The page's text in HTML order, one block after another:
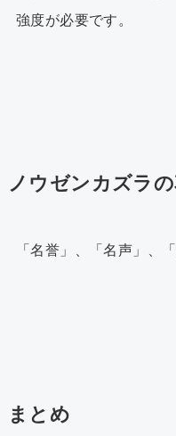
強度が必要です。
ノウゼンカズラ
「名誉」、「名声」、
まとめ